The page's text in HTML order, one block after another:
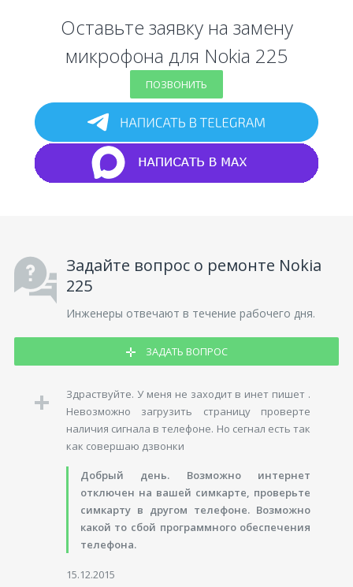
Оставьте заявку на замену
микрофона для Nokia 225
ПОЗВОНИТЬ
Задайте вопрос о ремонте Nokia
225
Инженеры отвечают в течение рабочего дня.
ЗАДАТЬ ВОПРОС
Здраствуйте. У меня не заходит в инет пишет .
Невозможно загрузить страницу проверте
наличия сигнала в телефоне. Но сегнал есть так
как совершаю дзвонки
Добрый день. Возможно интернет
отключен на вашей симкарте, проверьте
симкарту в другом телефоне. Возможно
какой то сбой программного обеспечения
телефона.
15.12.2015